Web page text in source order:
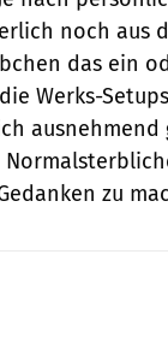
noch aus
das ein
Werks-
ausnehmend
zu